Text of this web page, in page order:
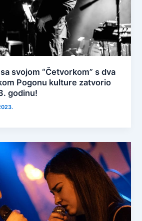
svojom “Četvorkom” s dva
Pogonu kulture zatvorio
godinu!